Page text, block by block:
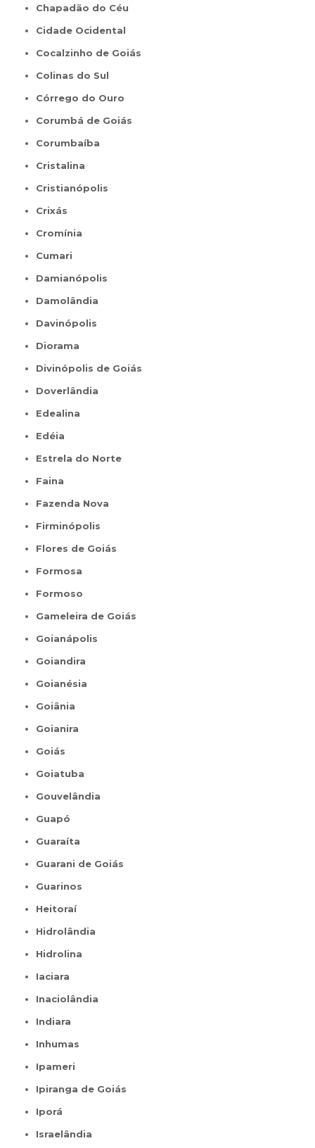
Chapadão do Céu
Cidade Ocidental
Cocalzinho de Goiás
Colinas do Sul
Córrego do Ouro
Corumbá de Goiás
Corumbaíba
Cristalina
Cristianópolis
Crixás
Cromínia
Cumari
Damianópolis
Damolândia
Davinópolis
Diorama
Divinópolis de Goiás
Doverlândia
Edealina
Edéia
Estrela do Norte
Faina
Fazenda Nova
Firminópolis
Flores de Goiás
Formosa
Formoso
Gameleira de Goiás
Goianápolis
Goiandira
Goianésia
Goiânia
Goianira
Goiás
Goiatuba
Gouvelândia
Guapó
Guaraíta
Guarani de Goiás
Guarinos
Heitoraí
Hidrolândia
Hidrolina
Iaciara
Inaciolândia
Indiara
Inhumas
Ipameri
Ipiranga de Goiás
Iporá
Israelândia